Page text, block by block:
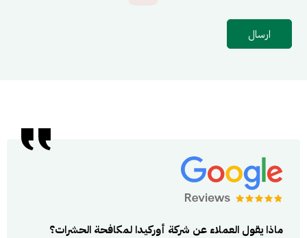
ارسال
ماذا يقول العملاء عن شركة أوركيدا لمكافحة الحشرات؟